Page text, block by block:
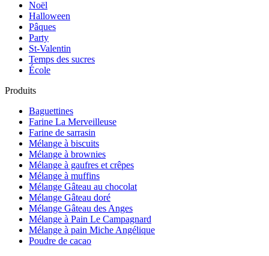
Noël
Halloween
Pâques
Party
St-Valentin
Temps des sucres
École
Produits
Baguettines
Farine La Merveilleuse
Farine de sarrasin
Mélange à biscuits
Mélange à brownies
Mélange à gaufres et crêpes
Mélange à muffins
Mélange Gâteau au chocolat
Mélange Gâteau doré
Mélange Gâteau des Anges
Mélange à Pain Le Campagnard
Mélange à pain Miche Angélique
Poudre de cacao